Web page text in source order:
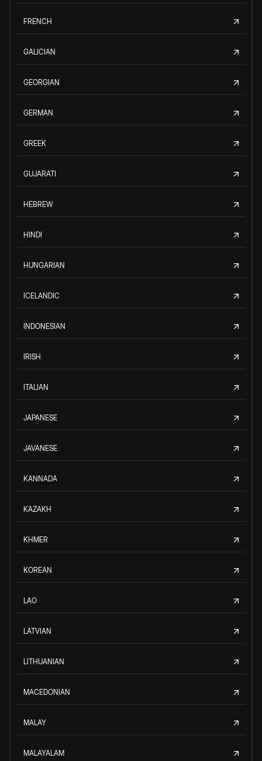
FRENCH
GALICIAN
GEORGIAN
GERMAN
GREEK
GUJARATI
HEBREW
HINDI
HUNGARIAN
ICELANDIC
INDONESIAN
IRISH
ITALIAN
JAPANESE
JAVANESE
KANNADA
KAZAKH
KHMER
KOREAN
LAO
LATVIAN
LITHUANIAN
MACEDONIAN
MALAY
MALAYALAM